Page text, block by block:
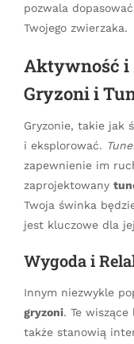
pozwala
Twojego zwierzaka.
Aktywność i
Gryzoni i
Gryzonie, takie jak
i eksplorować.
zapewnienie im
zaprojektowany
Twoja świnka
jest kluczowe dla
Wygoda i
Innym niezwykle
gryzoni. Te
także stanowią